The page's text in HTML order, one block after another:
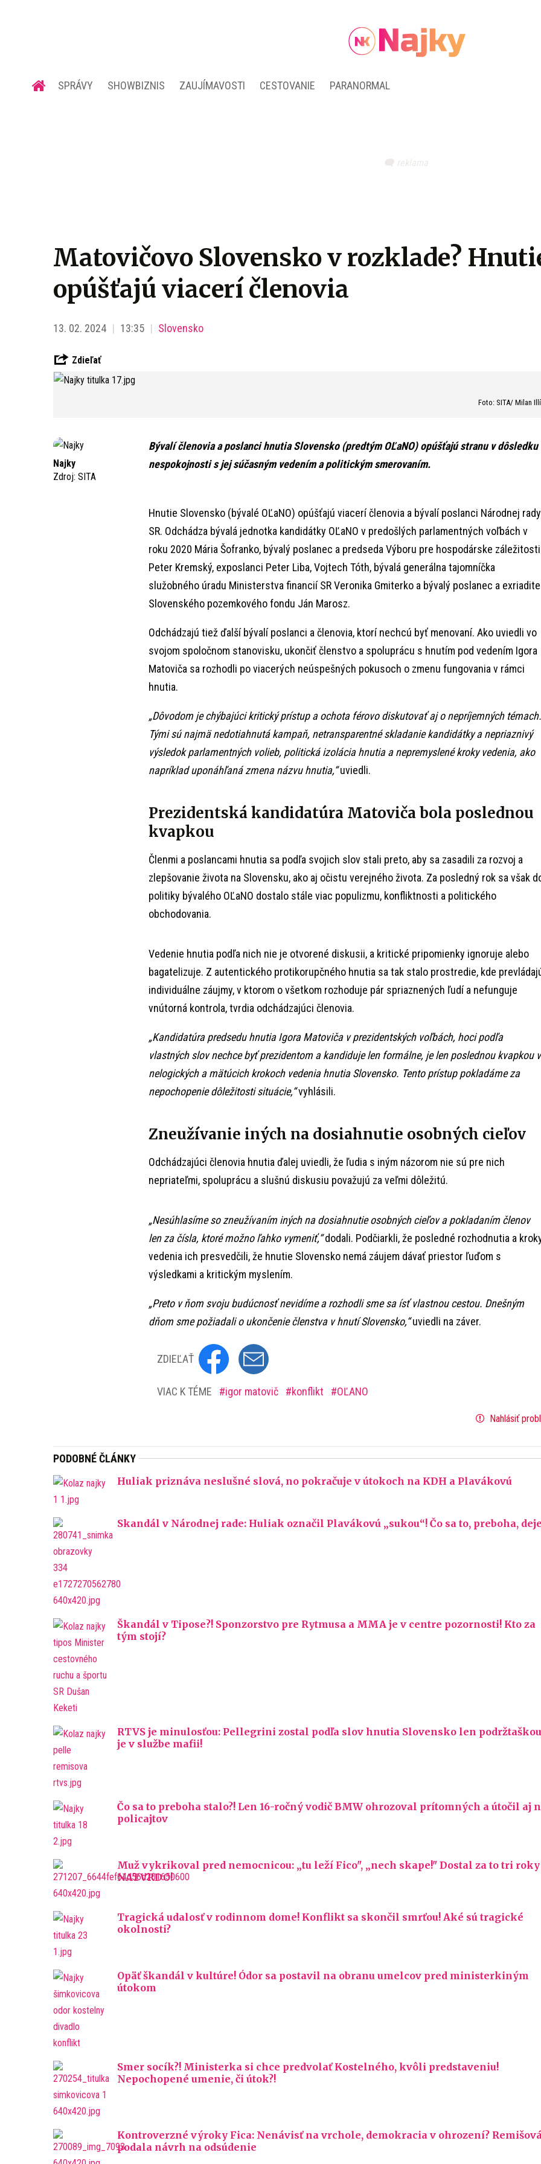
SPRÁVY SHOWBIZNIS ZAUJÍMAVOSTI CESTOVANIE PARANORMAL
Matovičovo Slovensko v rozklade?
opúšťajú viacerí členovia
13. 02. 2024 13:35 Slovensko
Zdieľať
Foto: SITA/ Milan
Najky
Zdroj: SITA
Bývalí členovia a poslanci hnutia Slovensko (predtým OĽaNO) opúšťajú stranu v dôsledku
nespokojnosti s jej súčasným vedením a politickým smerovaním.
Hnutie Slovensko (bývalé OĽaNO) opúšťajú viacerí členovia a bývalí poslanci Národnej rady
SR. Odchádza bývalá jednotka kandidátky OĽaNO v predošlých parlamentných voľbách v
roku 2020 Mária Šofranko, bývalý poslanec a predseda Výboru pre hospodárske záležitosti
Peter Kremský, exposlanci Peter Liba, Vojtech Tóth, bývalá generálna tajomníčka
služobného úradu Ministerstva financií SR Veronika Gmiterko a bývalý poslanec a
Slovenského pozemkového fondu Ján Marosz.
Odchádzajú tiež ďalší bývalí poslanci a členovia, ktorí nechcú byť menovaní. Ako uviedli vo
svojom spoločnom stanovisku, ukončiť členstvo a spoluprácu s hnutím pod vedením Igora
Matoviča sa rozhodli po viacerých neúspešných pokusoch o zmenu fungovania v rámci
hnutia.
„Dôvodom je chýbajúci kritický prístup a ochota férovo diskutovať aj o nepríjemných témach.
Tými sú najmä nedotiahnutá kampaň, netransparentné skladanie kandidátky a nepriaznivý
výsledok parlamentných volieb, politická izolácia hnutia a nepremyslené kroky vedenia, ako
napríklad uponáhľaná zmena názvu hnutia,“uviedli.
Prezidentská kandidatúra Matoviča bola poslednou
kvapkou
Členmi a poslancami hnutia sa podľa svojich slov stali preto, aby sa zasadili za rozvoj a
zlepšovanie života na Slovensku, ako aj očistu verejného života. Za posledný rok sa však
politiky bývalého OĽaNO dostalo stále viac populizmu, konfliktnosti a politického
obchodovania.
Vedenie hnutia podľa nich nie je otvorené diskusii, a kritické pripomienky ignoruje alebo
bagatelizuje. Z autentického protikorupčného hnutia sa tak stalo prostredie, kde
individuálne záujmy, v ktorom o všetkom rozhoduje pár spriaznených ľudí a nefunguje
vnútorná kontrola, tvrdia odchádzajúci členovia.
„Kandidatúra predsedu hnutia Igora Matoviča v prezidentských voľbách, hoci podľa
vlastných slov nechce byť prezidentom a kandiduje len formálne, je len poslednou kvapkou v
nelogických a mätúcich krokoch vedenia hnutia Slovensko. Tento prístup pokladáme za
nepochopenie dôležitosti situácie,“vyhlásili.
Zneužívanie iných na dosiahnutie osobných cieľov
Odchádzajúci členovia hnutia ďalej uviedli, že ľudia s iným názorom nie sú pre nich
nepriateľmi, spoluprácu a slušnú diskusiu považujú za veľmi dôležitú.
„Nesúhlasíme so zneužívaním iných na dosiahnutie osobných cieľov a pokladaním členov
len za čísla, ktoré možno ľahko vymeniť,“dodali. Podčiarkli, že posledné rozhodnutia a
vedenia ich presvedčili, že hnutie Slovensko nemá záujem dávať priestor ľuďom s
výsledkami a kritickým myslením.
„Preto v ňom svoju budúcnosť nevidíme a rozhodli sme sa ísť vlastnou cestou. Dnešným
dňom sme požiadali o ukončenie členstva v hnutí Slovensko,“uviedli na záver.
ZDIEĽAŤ
VIAC K TÉME igor matovič konflikt OĽANO
Nahlásiť
PODOBNÉ ČLÁNKY
Huliak priznáva neslušné slová, no pokračuje v útokoch na KDH a Plavákovú
Skandál v Národnej rade: Huliak označil Plavákovú „sukou“! Čo sa to, preboha,
Škandál v Tipose?! Sponzorstvo pre Rytmusa a MMA je v centre pozornosti! Kto za
tým stojí?
RTVS je minulosťou: Pellegrini zostal podľa slov hnutia Slovensko len
je v službe mafii!
Čo sa to preboha stalo?! Len 16-ročný vodič BMW ohrozoval prítomných a útočil aj
policajtov
Muž vykrikoval pred nemocnicou: „tu leží Fico", „nech skape!" Dostal za to tri roky
NATVRDO!
Tragická udalosť v rodinnom dome! Konflikt sa skončil smrťou! Aké sú tragické
okolnosti?
Opäť škandál v kultúre! Ódor sa postavil na obranu umelcov pred ministerkiným
útokom
Smer socík?! Ministerka si chce predvolať Kostelného, kvôli predstaveniu!
Nepochopené umenie, či útok?!
Kontroverzné výroky Fica: Nenávisť na vrchole, demokracia v ohrození?
podala návrh na odsúdenie